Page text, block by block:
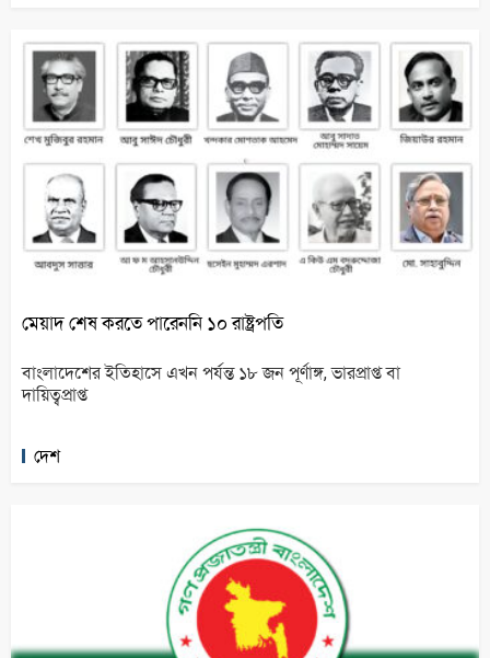
মেয়াদ শেষ করতে পারেননি ১০ রাষ্ট্রপতি
বাংলাদেশের ইতিহাসে এখন পর্যন্ত ১৮ জন পূর্ণাঙ্গ, ভারপ্রাপ্ত বা
দায়িত্বপ্রাপ্ত
দেশ